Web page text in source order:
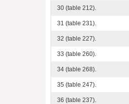
30 (table 212).
31 (table 231).
32 (table 227).
33 (table 260).
34 (table 268).
35 (table 247).
36 (table 237).